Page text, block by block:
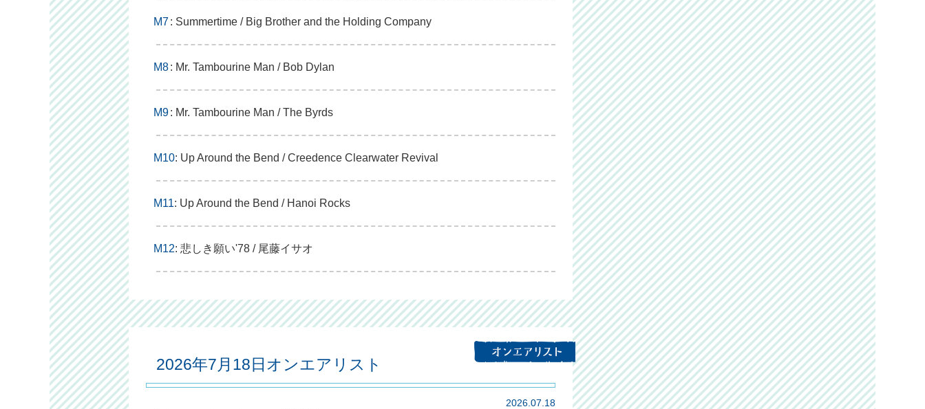
M7: Summertime / Big Brother and the Holding Company
M8: Mr. Tambourine Man / Bob Dylan
M9: Mr. Tambourine Man / The Byrds
M10: Up Around the Bend / Creedence Clearwater Revival
M11: Up Around the Bend / Hanoi Rocks
M12: 悲しき願い'78 / 尾藤イサオ
2026年7月18日オンエアリスト
2026.07.18